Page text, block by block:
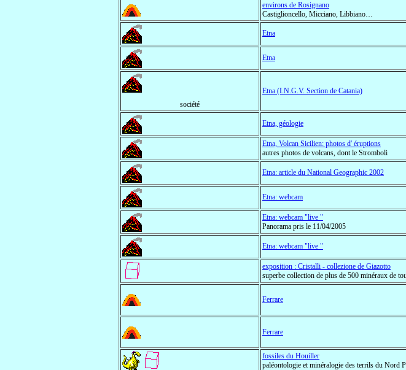
environs de Rosignano
Castiglioncello, Micciano, Libbiano…
Etna
Etna
société
Etna (I.N.G.V. Section de Catania)
Etna, géologie
Etna, Volcan Sicilien: photos d' éruptions
autres photos de volcans, dont le Stromboli
Etna: article du National Geographic 2002
Etna: webcam
Etna: webcam "live "
Panorama pris le 11/04/2005
Etna: webcam "live "
exposition : Cristalli - collezione de Giazotto
superbe collection de plus de 500 minéraux de
Ferrare
Ferrare
fossiles du Houiller
paléontologie et minéralogie des terrils du Nord